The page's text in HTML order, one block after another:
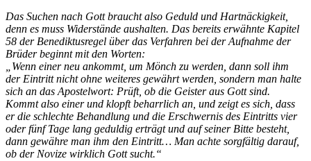
Das Suchen nach Gott braucht also Geduld und Hartnäckigkeit,
denn es muss Widerstände aushalten. Das bereits erwähnte Kapitel
58 der Benediktusregel über das Verfahren bei der Aufnahme der
Brüder beginnt mit den Worten:
„Wenn einer neu ankommt, um Mönch zu werden, dann soll ihm
der Eintritt nicht ohne weiteres gewährt werden, sondern man halte
sich an das Apostelwort: Prüft, ob die Geister aus Gott sind.
Kommt also einer und klopft beharrlich an, und zeigt es sich, dass
er die schlechte Behandlung und die Erschwernis des Eintritts vier
oder fünf Tage lang geduldig erträgt und auf seiner Bitte besteht,
dann gewähre man ihm den Eintritt… Man achte sorgfältig darauf,
ob der Novize wirklich Gott sucht.“